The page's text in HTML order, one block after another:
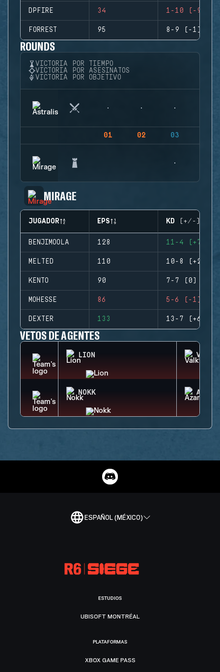
DPFIRE 34 1-10 (-9)
FORREST 95 8-9 (-1)
ROUNDS
VICTORIA POR TIEMPO
VICTORIA POR ASESINATOS
VICTORIA POR OBJETIVO
01 02 03
MIRAGE
JUGADOR EPS KD (+/-)
BENJIMOOLA 128 11-4 (+7)
MELTED 110 10-8 (+2)
KENTO 90 7-7 (0)
MOHESSE 86 5-6 (-1)
DEXTER 133 13-7 (+6)
VETOS DE AGENTES
LION
NOKK AZAMI
ESPAÑOL (MÉXICO)
ESTUDIOS
UBISOFT MONTRÉAL
PLATAFORMAS
XBOX GAME PASS